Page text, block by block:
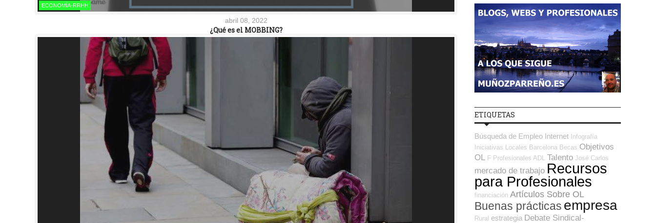
ECONOMÍA-RRHH
abril 08, 2022
¿Qué es el MOBBING?
ETIQUETAS
Búsqueda de Empleo Internet Infografía
Iniciativas Locales Barcelona Becas Objetivos
OL F Profesionales ADL Talento José Carlos
mercado de trabajo Recursos
para Profesionales
financiación Artículos Sobre OL
Buenas prácticas empresa
Rural estrategia Debate Sindical-